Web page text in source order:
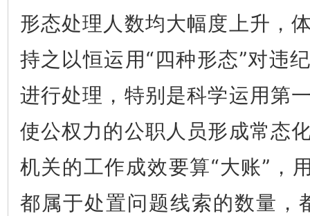
形态处理人数均大幅度上升，
持之以恒运用“四种形态”对违
进行处理，特别是科学运用第
使公权力的公职人员形成常态
机关的工作成效要算“大账”，
都属于处置问题线索的数量，